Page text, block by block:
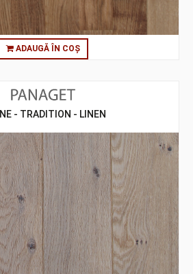
ADAUGĂ ÎN COȘ
- TRADITION - LINEN